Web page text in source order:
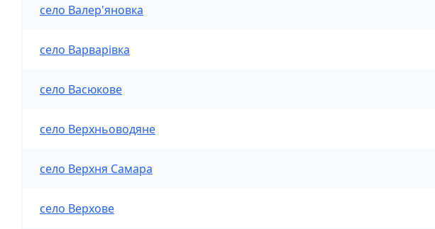
село Валер'яновка
село Варварівка
село Васюкове
село Верхньоводяне
село Верхня Самара
село Верхове